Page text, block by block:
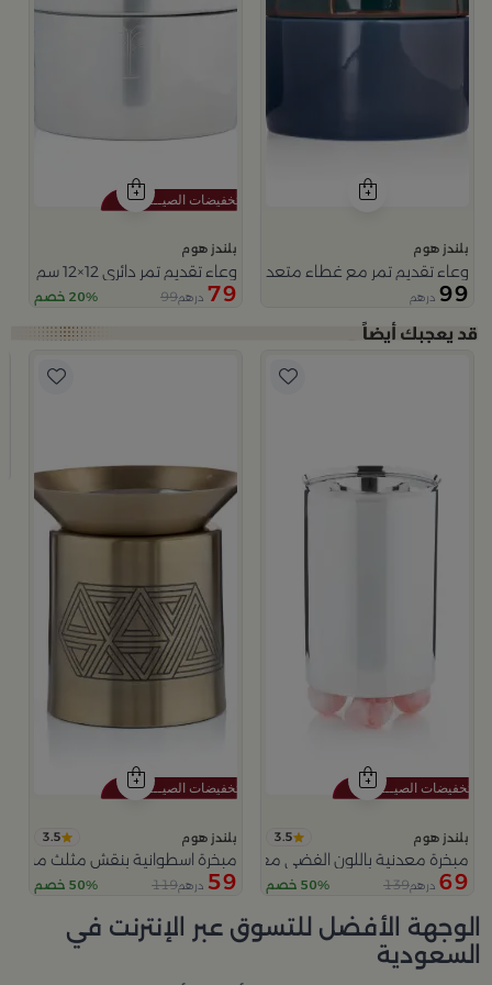
بلندز هوم
وعاء تقديم تمر مع غطاء متعدد الالوان من ميرلان
99 درهم
بلندز هوم
وعاء تقديم تمر دائري 12×12 سم فضي من الخزف الحجري بغطاء من عسيب
79 درهم99 20% خصم
بلندز هوم 3.5
مبخرة معدنية باللون الفضي مع قواعد دائرية من ملاذ
69 درهم139 50% خصم
بلندز هوم 3.5
مبخرة اسطوانية بنقش مثلث من
59 درهم119 50% خصم
الوجهة الأفضل للتسوق عبر الإنترنت في
السعودية